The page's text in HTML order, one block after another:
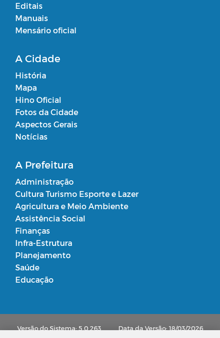
Editais
Manuais
Mensário oficial
A Cidade
História
Mapa
Hino Oficial
Fotos da Cidade
Aspectos Gerais
Notícias
A Prefeitura
Administração
Cultura Turismo Esporte e Lazer
Agricultura e Meio Ambiente
Assistência Social
Finanças
Infra-Estrutura
Planejamento
Saúde
Educação
Versão do Sistema: 5.0.263 Data da Versão: 18/03/2026